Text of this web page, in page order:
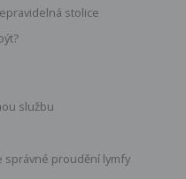
stolice
službu
správné proudění lymfy